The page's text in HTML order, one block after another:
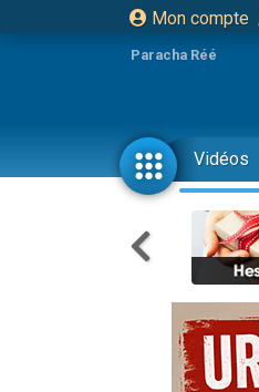
Mon compte
Paracha Réé
Vidéos